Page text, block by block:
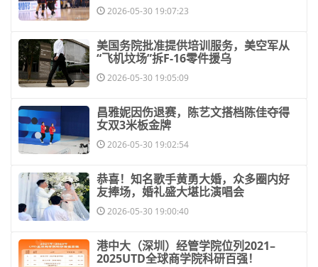
2026-05-30 19:07:23
​美国务院批准提供培训服务，美空军从
“飞机坟场”拆F-16零件援乌
2026-05-30 19:05:09
​昌雅妮因伤退赛，陈艺文搭档陈佳夺得
女双3米板金牌
2026-05-30 19:02:54
​恭喜！知名歌手黄勇大婚，众多圈内好
友捧场，婚礼盛大堪比演唱会
2026-05-30 19:00:40
​港中大（深圳）经管学院位列2021–
2025UTD全球商学院科研百强！